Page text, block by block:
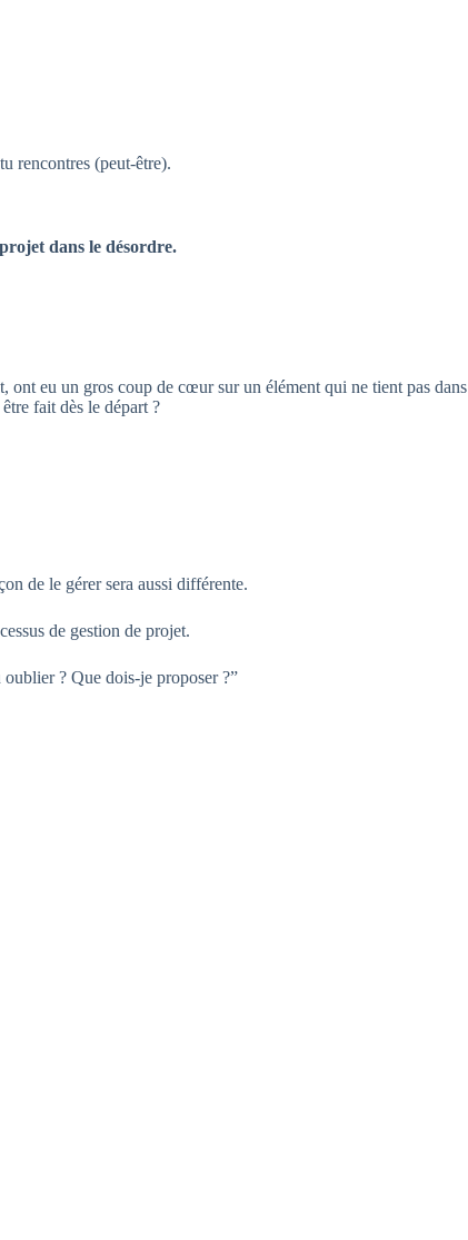
rencontres (peut-être).
dans le désordre.
ont eu un gros coup de cœur sur un élément qui ne tient pas dans
fait dès le départ ?
de le gérer sera aussi différente.
de gestion de projet.
oublier ? Que dois-je proposer ?”